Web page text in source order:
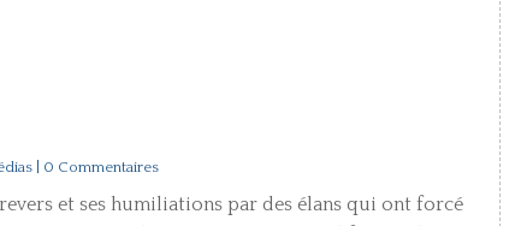
| 0 Commentaires
et ses humiliations par des élans qui ont forcé